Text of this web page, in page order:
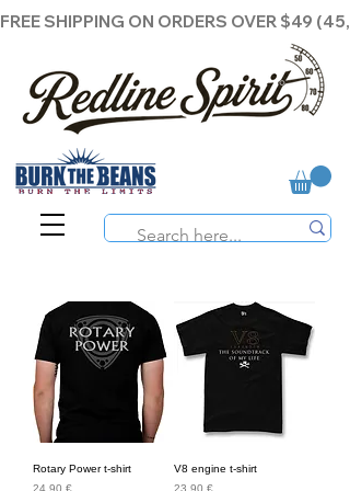
FREE SHIPPING ON ORDERS OVER $49
Rotary Power t-shirt
Preis
24,90 €
V8 engine t-shirt
Preis
23,90 €